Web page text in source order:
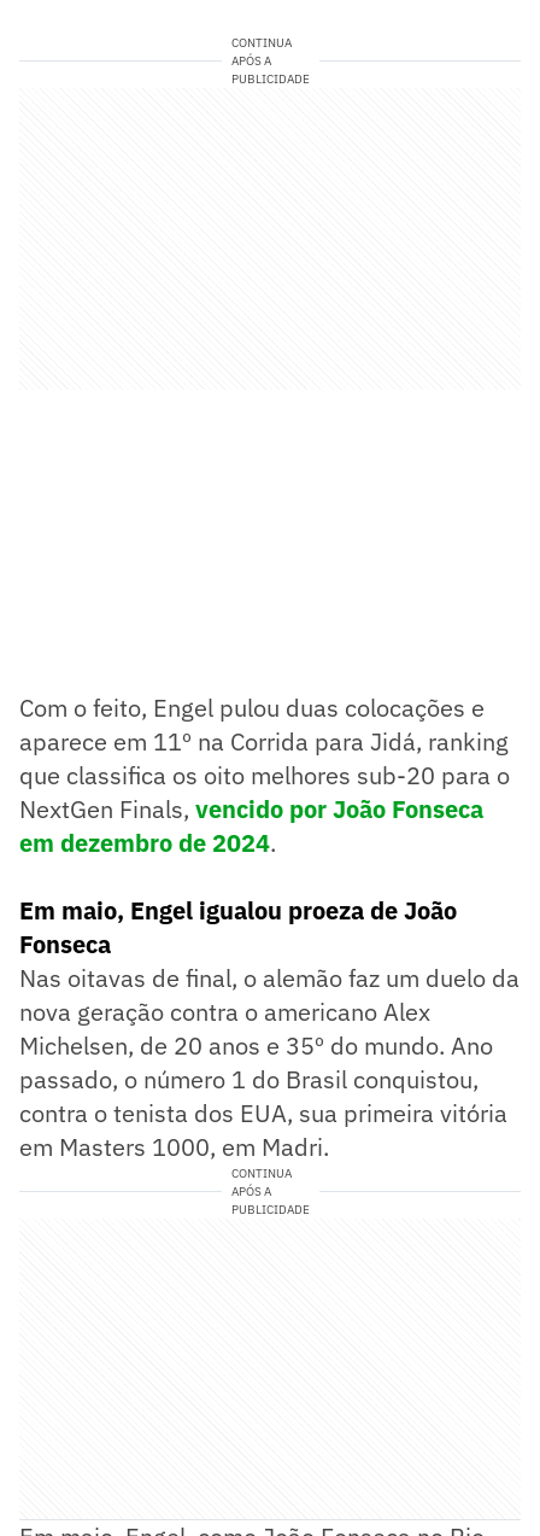
CONTINUA
APÓS A
PUBLICIDADE
Com o feito, Engel pulou duas colocações e
aparece em 11º na Corrida para Jidá, ranking
que classifica os oito melhores sub-20 para o
NextGen Finals, vencido por João Fonseca
em dezembro de 2024.
Em maio, Engel igualou proeza de João
Fonseca
Nas oitavas de final, o alemão faz um duelo da
nova geração contra o americano Alex
Michelsen, de 20 anos e 35º do mundo. Ano
passado, o número 1 do Brasil conquistou,
contra o tenista dos EUA, sua primeira vitória
em Masters 1000, em Madri.
CONTINUA
APÓS A
PUBLICIDADE